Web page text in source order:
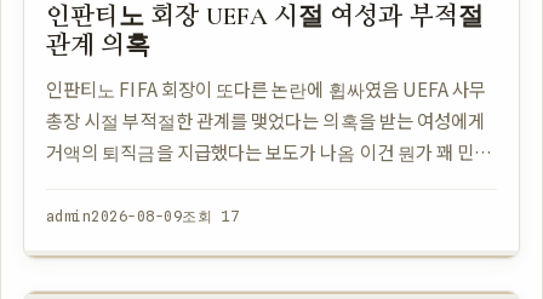
인판티노 회장 UEFA 시절 여성과 부적절
관계 의혹
인판티노 FIFA 회장이 또다른 논란에 휩싸였음 UEFA 사무
총장 시절 부적절한 관계를 맺었다는 의혹을 받는 여성에게
거액의 퇴직금을 지급했다는 보도가 나옴 이건 뭔가 꽤 민감
물이었고 퇴직금 규모도 상당함 정…
admin2026-08-09조회 17